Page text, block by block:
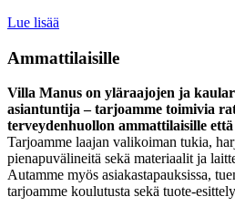
Lue lisää
Ammattilaisille
Villa Manus on yläraajojen ja
asiantuntija – tarjoamme toimivia
terveydenhuollon ammattilaisille
Tarjoamme laajan valikoiman tukia,
pienapuvälineitä sekä materiaalit ja
Autamme myös asiakastapauksissa,
tarjoamme koulutusta sekä tuote-